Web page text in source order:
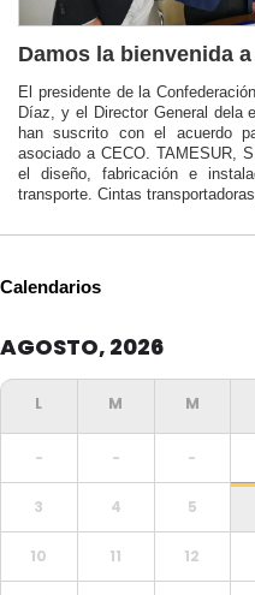
Damos la bienvenida
El presidente de la
Díaz, y el Director General dela
han suscrito con el acuerdo
asociado a CECO. TAMESUR,
el diseño, fabricación e
transporte. Cintas
Calendarios
AGOSTO, 2026
- - -
3 4 5
10 11 12